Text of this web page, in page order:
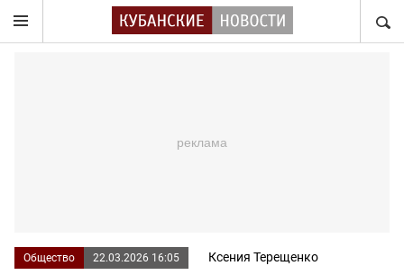
Общество 22.03.2026 16:05 Ксения Терещенко